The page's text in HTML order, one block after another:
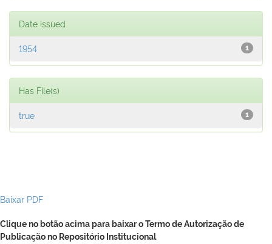
Date issued
1
1954
Has File(s)
1
true
Baixar PDF
Clique no botão acima para baixar o Termo de Autorização de
Publicação no Repositório Institucional